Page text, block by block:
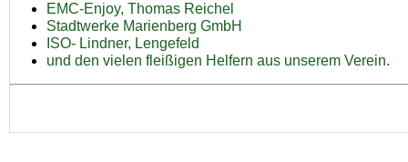
EMC-Enjoy, Thomas Reichel
Stadtwerke Marienberg GmbH
ISO- Lindner, Lengefeld
und den vielen fleißigen Helfern aus unserem Verein.